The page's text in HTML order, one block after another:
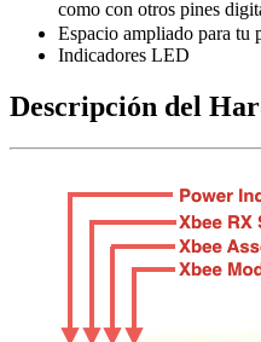
como con otros pines
Espacio ampliado para tu
Indicadores LED
Descripción del